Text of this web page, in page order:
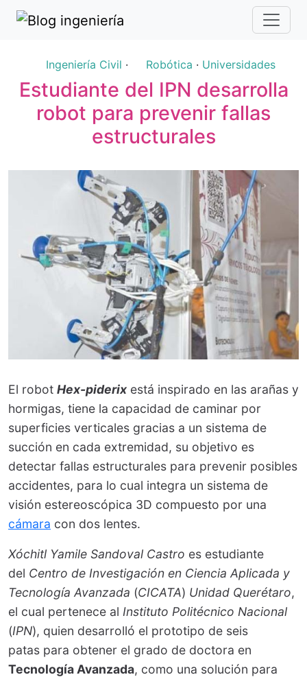
Ingeniería Civil · Robótica · Universidades
Estudiante del IPN desarrolla
robot para prevenir fallas
estructurales
El robot Hex-piderix está inspirado en las arañas y
hormigas, tiene la capacidad de caminar por
superficies verticales gracias a un sistema de
succión en cada extremidad, su objetivo es
detectar fallas estructurales para prevenir posibles
accidentes, para lo cual integra un sistema de
visión estereoscópica 3D compuesto por una
cámara con dos lentes.
Xóchitl Yamile Sandoval Castro es estudiante
del Centro de Investigación en Ciencia Aplicada y
Tecnología Avanzada (CICATA) Unidad Querétaro,
el cual pertenece al Instituto Politécnico Nacional
(IPN), quien desarrolló el prototipo de seis
patas para obtener el grado de doctora en
Tecnología Avanzada, como una solución para